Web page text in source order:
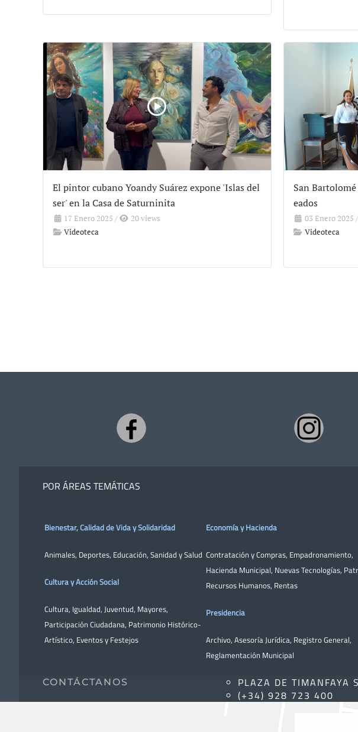
El pintor cubano Yoandy Suárez expone 'Islas del
ser' en la Casa de Saturninita
17 Enero 2025 /
20 views
Videoteca
San
eados
03 Enero 2025 /
Videoteca
POR ÁREAS TEMÁTICAS
Bienestar, Calidad de Vida y Solidaridad
Animales, Deportes, Educación, Sanidad y Salud
Cultura y Acción Social
Cultura, Igualdad, Juventud, Mayores,
Participación Ciudadana, Patrimonio Histórico-
Artístico, Eventos y Festejos
Economía y Hacienda
Contratación y Compras, Empadronamiento,
Hacienda Municipal, Nuevas Tecnologías,
Recursos Humanos, Rentas
Presidencia
Archivo, Asesoría Jurídica, Registro General,
Reglamentación Municipal
CONTÁCTANOS
PLAZA DE TIMANFAYA
(+34) 928 723 400